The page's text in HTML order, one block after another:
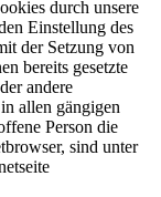
durch unsere
Einstellung des
der Setzung von
bereits gesetzte
andere
allen gängigen
Person die
sind unter